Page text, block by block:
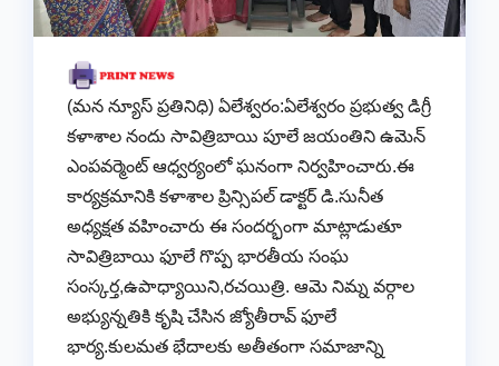
(మన న్యూస్ ప్రతినిధి) ఏలేశ్వరం:ఏలేశ్వరం ప్రభుత్వ డిగ్రీ
కళాశాల నందు సావిత్రిబాయి పూలే జయంతిని ఉమెన్
ఎంపవర్మెంట్ ఆధ్వర్యంలో ఘనంగా నిర్వహించారు.ఈ
కార్యక్రమానికి కళాశాల ప్రిన్సిపల్ డాక్టర్ డి.సునీత
అధ్యక్షత వహించారు ఈ సందర్భంగా మాట్లాడుతూ
సావిత్రిబాయి ఫూలే గొప్ప భారతీయ సంఘ
సంస్కర్త,ఉపాధ్యాయిని,రచయిత్రి. ఆమె నిమ్న వర్గాల
అభ్యున్నతికి కృషి చేసిన జ్యోతీరావ్ ఫూలే
భార్య.కులమత భేదాలకు అతీతంగా సమాజాన్ని